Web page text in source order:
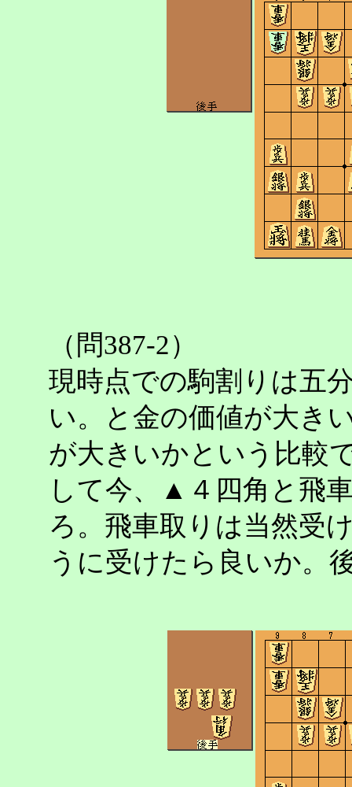
（問387-2）
現時点での駒割りは五
い。と金の価値が大き
が大きいかという比較
して今、▲４四角と飛
ろ。飛車取りは当然受
うに受けたら良いか。